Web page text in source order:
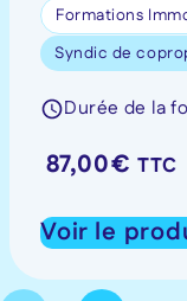
Formations
Syndic de
Durée de la
87,00€ TTC
Voir le